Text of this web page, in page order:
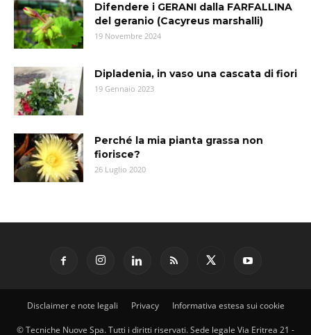
Difendere i GERANI dalla FARFALLINA
del geranio (Cacyreus marshalli)
19 Novembre 2024
Dipladenia, in vaso una cascata di fiori
19 Gennaio 2023
Perché la mia pianta grassa non
fiorisce?
26 Luglio 2020
Disclaimer e note legali Privacy Informativa estesa sui cookie
© Tecniche Nuove Spa. Tutti i diritti riservati. Sede legale Via Eritrea 21 -